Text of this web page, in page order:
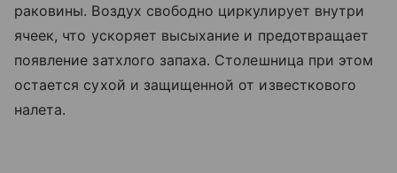
раковины. Воздух свободно циркулирует внутри
ячеек, что ускоряет высыхание и предотвращает
появление затхлого запаха. Столешница при этом
остается сухой и защищенной от известкового
налета.